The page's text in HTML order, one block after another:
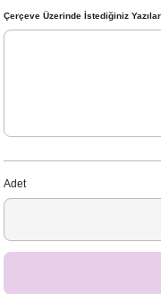
Çerçeve Üzerinde İstediğiniz Yazılar
Adet